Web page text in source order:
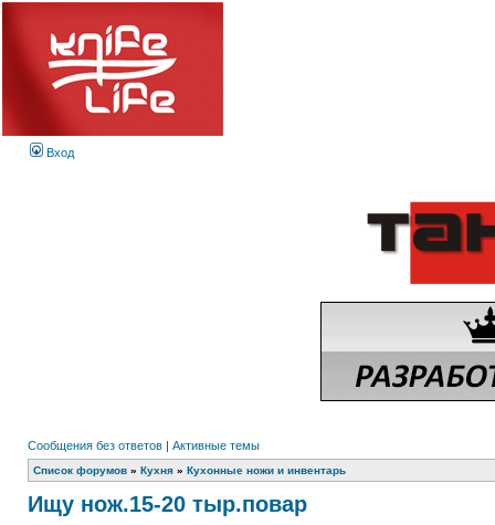
Вход
Сообщения без ответов | Активные темы
Список форумов » Кухня » Кухонные ножи и инвентарь
Ищу нож.15-20 тыр.повар